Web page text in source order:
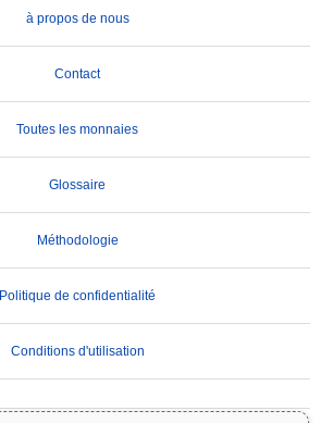
à propos de nous
Contact
Toutes les monnaies
Glossaire
Méthodologie
Politique de confidentialité
Conditions d'utilisation